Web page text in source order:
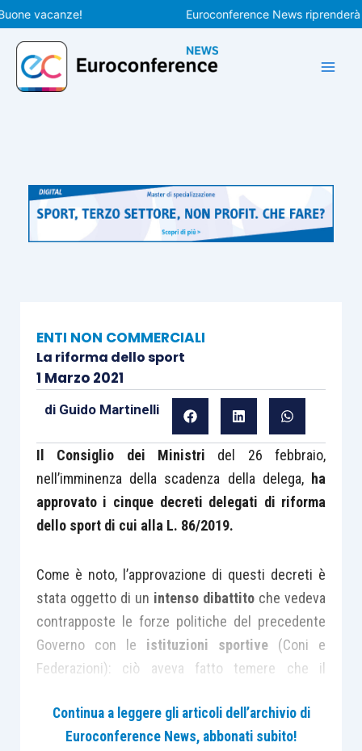
Vai
al
contenuto
vacanze! Euroconference News riprenderà le
ENTI NON COMMERCIALI
La riforma dello sport
1 Marzo 2021
di Guido Martinelli
Il Consiglio dei Ministri del 26 febbraio,
nell’imminenza della scadenza della delega, ha
approvato i cinque decreti delegati di riforma
dello sport di cui alla L. 86/2019.
Come è noto, l’approvazione di questi decreti è
stata oggetto di un intenso dibattito che vedeva
contrapposte le forze politiche del precedente
Governo con le istituzioni sportive (Coni e
Federazioni): ciò aveva fatto temere che il
approvazione dei testi.
Continua a leggere gli articoli dell’archivio di
Euroconference News, abbonati subito!